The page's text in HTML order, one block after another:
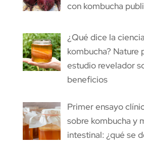
con kombucha
¿Qué dice la
kombucha? Nature
estudio revelador
beneficios
Primer ensayo
sobre kombucha y
intestinal: ¿qué se